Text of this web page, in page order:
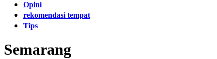
Opini
rekomendasi tempat
Tips
Semarang